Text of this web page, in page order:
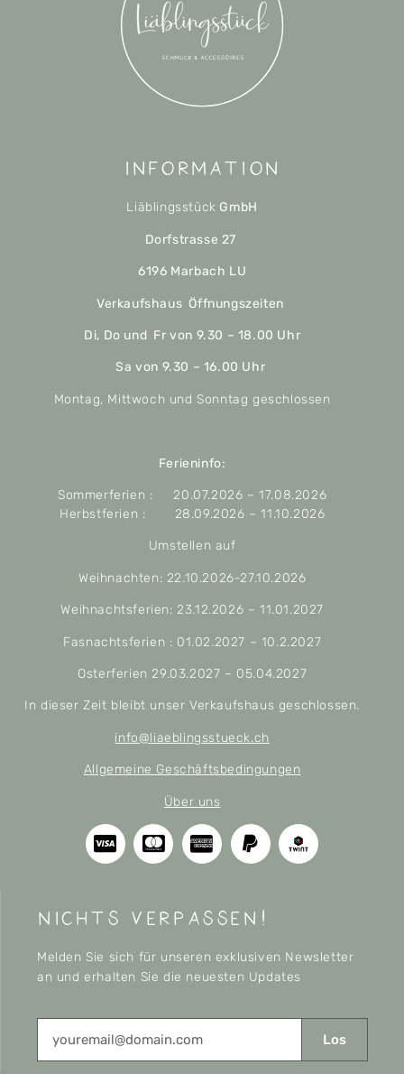
Information
Liäblingsstück GmbH
Dorfstrasse 27
6196 Marbach LU
Verkaufshaus Öffnungszeiten
Di, Do und Fr von 9.30 – 18.00 Uhr
Sa von 9.30 – 16.00 Uhr
Montag, Mittwoch und Sonntag geschlossen
Ferieninfo:
Sommerferien : 20.07.2026 – 17.08.2026
Herbstferien : 28.09.2026 – 11.10.2026
Umstellen auf
Weihnachten: 22.10.2026-27.10.2026
Weihnachtsferien: 23.12.2026 – 11.01.2027
Fasnachtsferien : 01.02.2027 – 10.2.2027
Osterferien 29.03.2027 – 05.04.2027
In dieser Zeit bleibt unser Verkaufshaus geschlossen.
info@liaeblingsstueck.ch
Allgemeine Geschäftsbedingungen
Über uns
nichts verpassen!
Melden Sie sich für unseren exklusiven Newsletter
an und erhalten Sie die neuesten Updates
Los